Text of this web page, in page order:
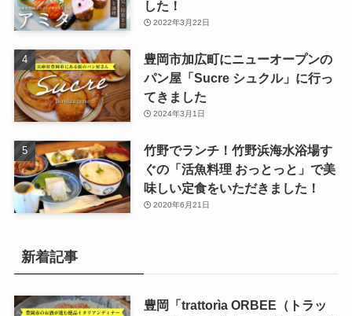
した！
2022年3月22日
豊岡市加広町にニューオープンの
パン屋「Sucre シュクル」に行っ
てきました
2024年3月1日
竹野でランチ！竹野浜海水浴場す
ぐの「活魚料理 おっとっと」で美
味しい定食をいただきました！
2020年6月21日
新着記事
豊岡「trattorìa ORBEE（トラッ